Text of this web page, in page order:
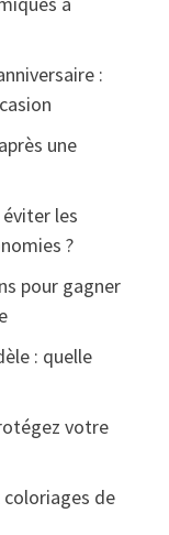
:
une
les
?
pour gagner
: quelle
votre
de